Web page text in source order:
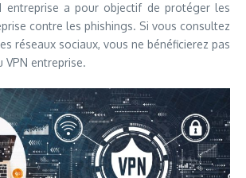
entreprise a pour objectif de protéger les
contre les phishings. Si vous consultez
réseaux sociaux, vous ne bénéficierez pas
VPN entreprise.